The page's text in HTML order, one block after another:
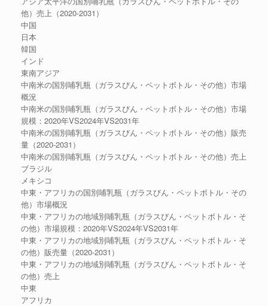
他）売上（2020-2031）
中国
日本
韓国
インド
東南アジア
中南米の国別哺乳瓶（ガラスびん・ペットボトル・その他）市場
概況
中南米の国別哺乳瓶（ガラスびん・ペットボトル・その他）市場
規模：2020年VS2024年VS2031年
中南米の国別哺乳瓶（ガラスびん・ペットボトル・その他）販売
量（2020-2031）
中南米の国別哺乳瓶（ガラスびん・ペットボトル・その他）売上
ブラジル
メキシコ
中東・アフリカの国別哺乳瓶（ガラスびん・ペットボトル・その
他）市場概況
中東・アフリカの地域別哺乳瓶（ガラスびん・ペットボトル・そ
の他）市場規模：2020年VS2024年VS2031年
中東・アフリカの地域別哺乳瓶（ガラスびん・ペットボトル・そ
の他）販売量（2020-2031）
中東・アフリカの地域別哺乳瓶（ガラスびん・ペットボトル・そ
の他）売上
中東
アフリカ